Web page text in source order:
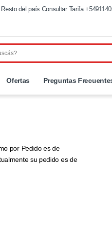
del país Consultar Tarifa
Ofertas Preguntas
por Pedido es de
su pedido es de